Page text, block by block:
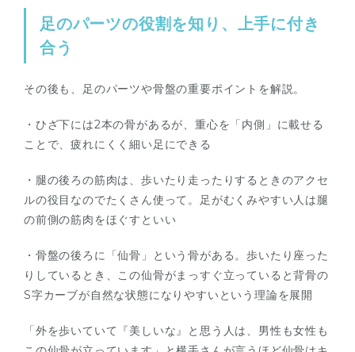
足のパーツの役割を知り、上手に付き
合う
その後も、足のパーツや骨盤の重要ポイントを解説。
・ひざ下には2本の骨があるが、重心を「内側」に載せる
ことで、疲れにくく細い足にできる
・腿の後ろの筋肉は、歩いたり走ったりするときのアクセ
ルの役目なのでたくさん使って。足がむくみやすい人は腿
の前側の筋肉をほぐすといい
・骨盤の後ろに「仙骨」という骨がある。歩いたり座った
りしているとき、この仙骨がまっすぐ立っていると背骨の
S字カーブが自然な状態になりやすいという理論を展開
「外を歩いていて『美しいな』と思う人は、男性も女性も